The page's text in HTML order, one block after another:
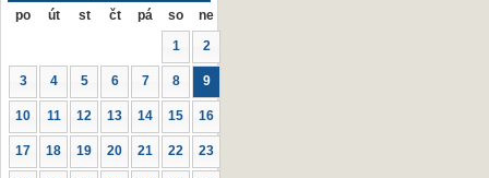
po út st čt pá so ne
1 2
3 4 5 6 7 8 9
10 11 12 13 14 15 16
17 18 19 20 21 22 23